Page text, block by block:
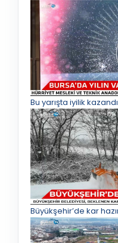
Bu yarışta iyilik kazandı
Büyükşehir’de kar